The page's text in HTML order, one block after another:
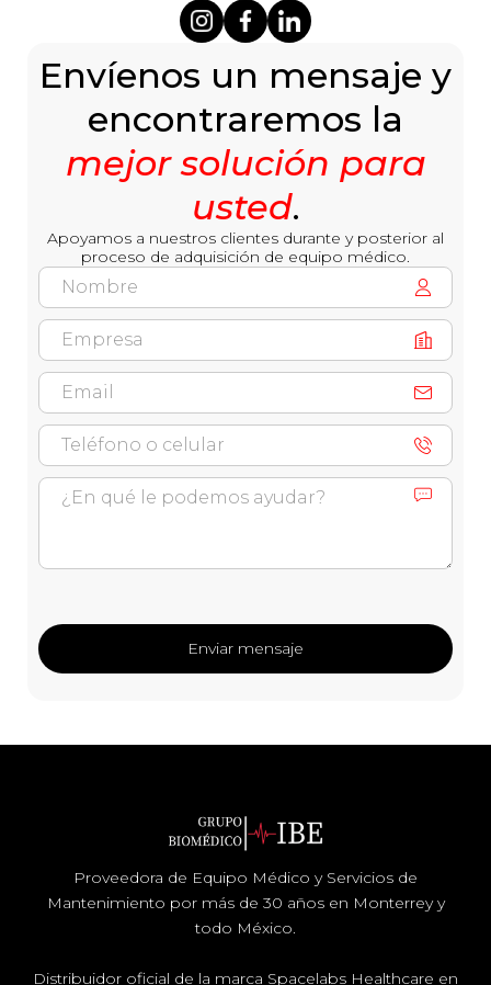
Envíenos un mensaje y
encontraremos la
mejor solución para
usted.
Apoyamos a nuestros clientes durante y posterior al
proceso de adquisición de equipo médico.
Proveedora de Equipo Médico y Servicios de
Mantenimiento por más de 30 años en Monterrey y
todo México.
Distribuidor oficial de la marca Spacelabs Healthcare en